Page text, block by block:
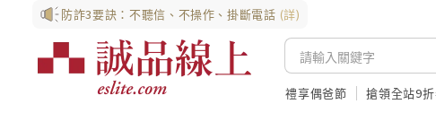
防詐3要訣：不聽信、不操作、掛斷電話 (詳)
禮享偶爸節 搶領全站9